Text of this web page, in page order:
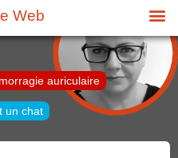
Web
auriculaire
un chat